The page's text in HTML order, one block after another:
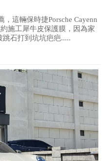
這輛保時捷Porsche Cayenn
施工犀牛皮保護膜，因為家
跳石打到坑坑疤疤.....